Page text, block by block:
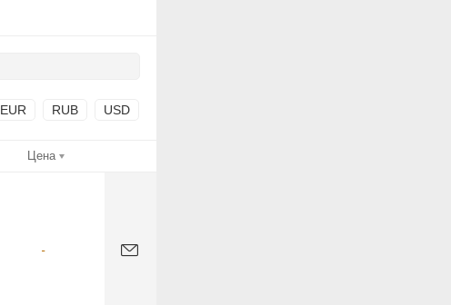
EUR RUB USD
Цена
-